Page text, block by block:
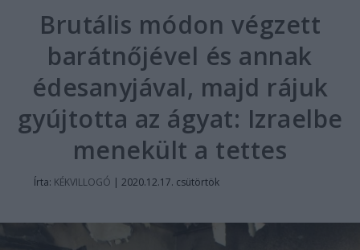
Brutális módon végzett
barátnőjével és annak
édesanyjával, majd rájuk
gyújtotta az ágyat: Izraelbe
menekült a tettes
Írta: KÉKVILLOGÓ | 2020.12.17. csütörtök